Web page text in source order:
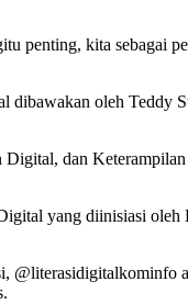
penting, kita sebagai
oleh Teddy
dan
yang diinisiasi